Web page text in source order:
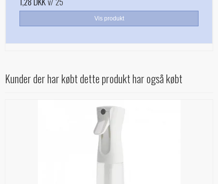
Vis produkt
Kunder der har købt dette produkt har også købt